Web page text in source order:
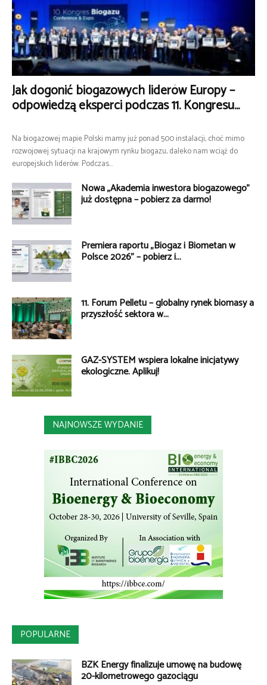
Jak dogonić biogazowych liderów Europy –
odpowiedzą eksperci podczas 11. Kongresu...
Na biogazowej mapie Polski mamy już ponad 500 instalacji, choć mimo
rozwojowej sytuacji na krajowym rynku biogazu, daleko nam wciąż do
europejskich liderów. Podczas...
Nowa „Akademia inwestora biogazowego”
już dostępna – pobierz za darmo!
Premiera raportu „Biogaz i Biometan w
Polsce 2026” – pobierz i...
11. Forum Pelletu – globalny rynek biomasy a
przyszłość sektora w...
GAZ-SYSTEM wspiera lokalne inicjatywy
ekologiczne. Aplikuj!
NAJNOWSZE WYDANIE
POPULARNE
BZK Energy finalizuje umowę na budowę
20-kilometrowego gazociągu